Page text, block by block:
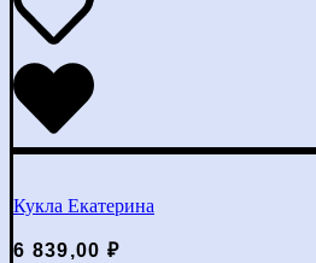
Кукла Екатерина
6 839,00 ₽